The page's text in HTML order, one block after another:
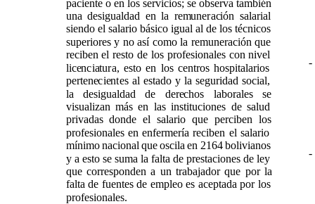
paciente o en los servicios; se observa también
una desigualdad en la remuneración salarial
siendo el salario básico igual al de los técnicos
superiores y no así como la remuneración que
reciben el resto de los profesionales con nivel
licenciatura, esto en los centros hospitalarios
pertenecientes al estado y la seguridad social,
la desigualdad de derechos laborales se
visualizan más en las instituciones de salud
privadas donde el salario que perciben los
profesionales en enfermería reciben el salario
mínimo nacional que oscila en 2164 bolivianos
y a esto se suma la falta de prestaciones de ley
que corresponden a un trabajador que por la
falta de fuentes de empleo es aceptada por los
profesionales.
-
-